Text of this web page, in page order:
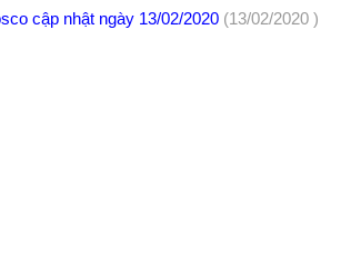
cập nhật ngày 13/02/2020 (13/02/2020 )